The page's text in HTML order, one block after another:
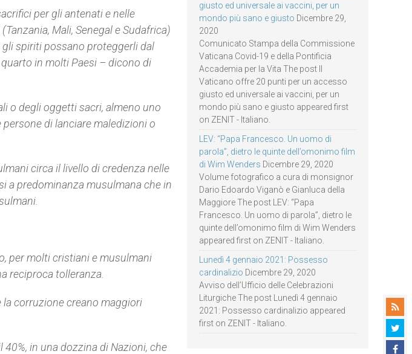
per gli antenati e nelle
Mali, Senegal e Sudafrica)
spiriti possano proteggerli dal
in molti Paesi – dicono di
o degli oggetti sacri, almeno uno
di lanciare maledizioni o
circa il livello di credenza nelle
a predominanza musulmana che in
per molti cristiani e musulmani
reciproca tolleranza.
corruzione creano maggiori
in una dozzina di Nazioni, che
giusto ed universale ai vaccini, per un
mondo più sano e giusto Dicembre 29,
2020
Comunicato Stampa della Commissione
Vaticana Covid-19 e della Pontificia
Accademia per la Vita The post Il
Vaticano offre 20 punti per un accesso
giusto ed universale ai vaccini, per un
mondo più sano e giusto appeared first
on ZENIT - Italiano.
LEV: “Papa Francesco. Un uomo di
parola”, dietro le quinte dell’omonimo film
di Wim Wenders Dicembre 29, 2020
Volume fotografico a cura di monsignor
Dario Edoardo Viganò e Gianluca della
Maggiore The post LEV: “Papa
Francesco. Un uomo di parola”, dietro le
quinte dell’omonimo film di Wim Wenders
appeared first on ZENIT - Italiano.
Lunedì 4 gennaio 2021: Possesso
cardinalizio Dicembre 29, 2020
Avviso dell’Ufficio delle Celebrazioni
Liturgiche The post Lunedì 4 gennaio
2021: Possesso cardinalizio appeared
first on ZENIT - Italiano.